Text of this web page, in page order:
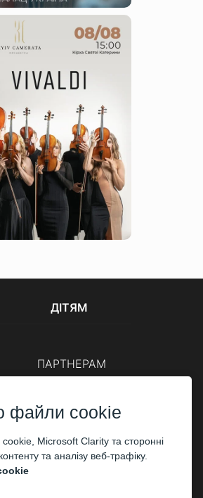
ДІТЯМ
ПАРТНЕРАМ
Корпоративним клієнтам
файли cookie
Microsoft Clarity та сторонні
та аналізу веб-трафіку.